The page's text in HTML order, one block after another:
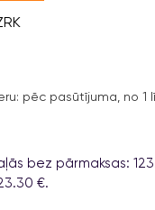
pēc pasūtījuma, no 1
bez pārmaksas:
€.